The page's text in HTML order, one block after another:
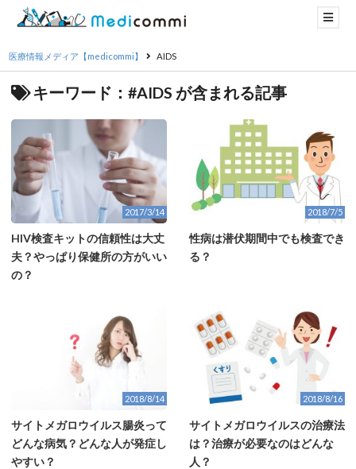
医療情報メディア【medicommi】 AIDS
キーワード：#AIDS が含まれる記事
2017/3/14
HIV検査キットの信頼性は大丈
夫？やっぱり保健所の方がいい
の？
2018/7/5
性病は潜伏期間中でも検査でき
る？
2018/8/14
サイトメガロウイルス腸炎って
どんな病気？どんな人が発症し
やすい？
2018/8/16
サイトメガロウイルスの治療法
は？治療が必要なのはどんな
人？